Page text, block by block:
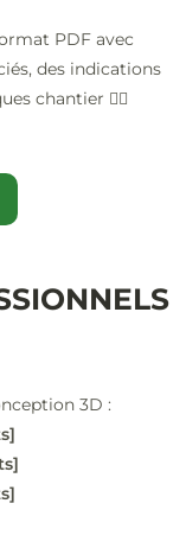
PDF avec
des indications
chantier 👷‍♂️
3D :